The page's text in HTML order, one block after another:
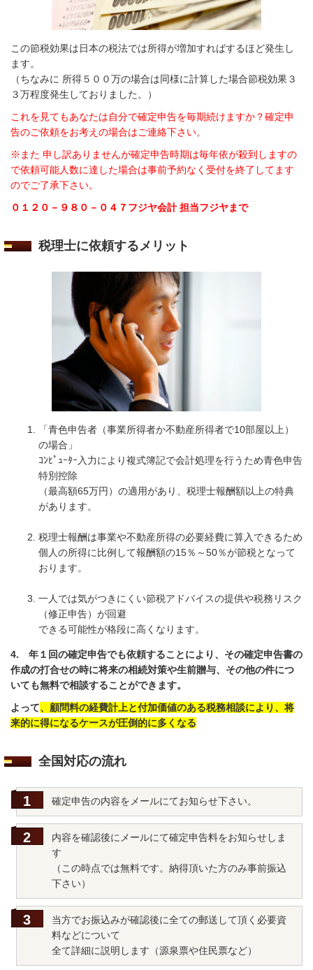
この節税効果は日本の税法では所得が増加すればするほど発生し
ます。
（ちなみに 所得５００万の場合は同様に計算した場合節税効果３
３万程度発生しておりました。）
これを見てもあなたは自分で確定申告を毎期続けますか？確定申
告のご依頼をお考えの場合はご連絡下さい。
※また 申し訳ありませんが確定申告時期は毎年依が殺到しますの
で依頼可能人数に達した場合は事前予約なく受付を終了してます
のでご了承下さい。
０１２０－９８０－０４７フジヤ会計 担当フジヤまで
税理士に依頼するメリット
「青色申告者（事業所得者か不動産所得者で10部屋以上）
の場合」
ｺﾝﾋﾟｭｰﾀｰ入力により複式簿記で会計処理を行うため青色申告
特別控除
（最高額65万円）の適用があり、税理士報酬額以上の特典
があります。
税理士報酬は事業や不動産所得の必要経費に算入できるため
個人の所得に比例して報酬額の15％～50％が節税となって
おります。
一人では気がつきにくい節税アドバイスの提供や税務リスク
（修正申告）が回避
できる可能性が格段に高くなります。
4. 年１回の確定申告でも依頼することにより、その確定申告書の
作成の打合せの時に将来の相続対策や生前贈与、その他の件につ
いても無料で相談することができます。
よって、顧問料の経費計上と付加価値のある税務相談により、将
来的に得になるケースが圧倒的に多くなる
全国対応の流れ
確定申告の内容をメールにてお知らせ下さい。
内容を確認後にメールにて確定申告料をお知らせしま
す
（この時点では無料です。納得頂いた方のみ事前振込
下さい）
当方でお振込みが確認後に全ての郵送して頂く必要資
料などについて
全て詳細に説明します（源泉票や住民票など）